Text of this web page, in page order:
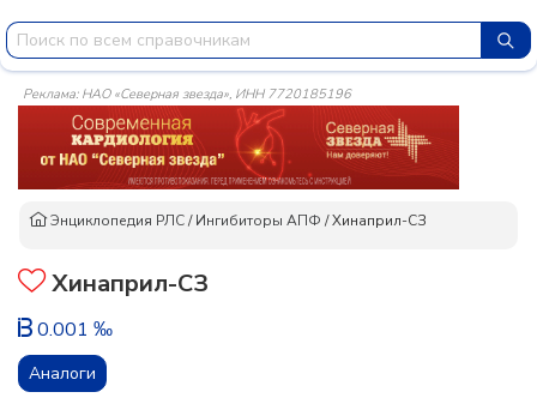
Реклама: НАО «Северная звезда», ИНН 7720185196
Энциклопедия РЛС/Ингибиторы АПФ /Хинаприл-СЗ
Хинаприл-СЗ
0.001 ‰
Аналоги